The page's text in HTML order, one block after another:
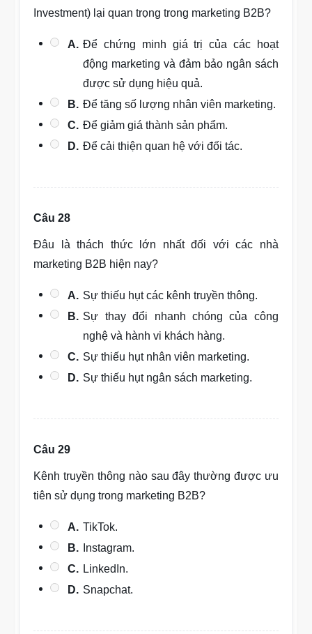
Investment) lại quan trọng trong marketing B2B?
A. Để chứng minh giá trị của các hoạt
động marketing và đảm bảo ngân sách
được sử dụng hiệu quả.
B. Để tăng số lượng nhân viên marketing.
C. Để giảm giá thành sản phẩm.
D. Để cải thiện quan hệ với đối tác.
Câu 28
Đâu là thách thức lớn nhất đối với các nhà
marketing B2B hiện nay?
A. Sự thiếu hụt các kênh truyền thông.
B. Sự thay đổi nhanh chóng của công
nghệ và hành vi khách hàng.
C. Sự thiếu hụt nhân viên marketing.
D. Sự thiếu hụt ngân sách marketing.
Câu 29
Kênh truyền thông nào sau đây thường được ưu
tiên sử dụng trong marketing B2B?
A. TikTok.
B.
Instagram.
C. LinkedIn.
D. Snapchat.